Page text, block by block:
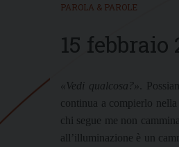
PAROLA & PAROLE
15 febbraio
«Vedi qualcosa?» .
continua a compierlo
chi segue me non
all’illuminazione è un